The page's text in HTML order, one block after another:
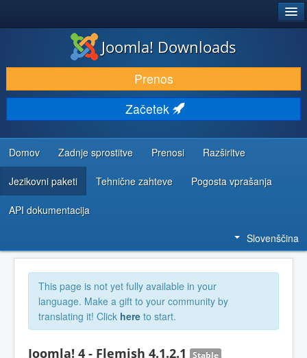
PRENESI IN RAZŠIRI
ODKRIJTE & IZVEJTE
SKUPNOST IN PODPORA
VIRI ZA RAZVIJALCE
Joomla! Downloads
Prenos
Začetek
Domov Zadnje sprostitve Prenosi Razširitve
Jezikovni paketi Tehnične zahteve Pogosta vprašanja
API dokumentacija
Slovenščina
This page is not yet fully available in your
language. Make a gift to your community by
translating it! Click here to start.
Joomla! 4 - Flemish 4.1.2.1 Stable